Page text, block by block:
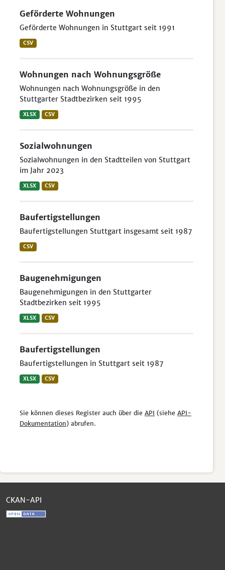
Geförderte Wohnungen
Geförderte Wohnungen in Stuttgart seit 1991
CSV
Wohnungen nach Wohnungsgröße
Wohnungen nach Wohnungsgröße in den
Stuttgarter Stadtbezirken seit 1995
XLSX CSV
Sozialwohnungen
Sozialwohnungen in den Stadtteilen von Stuttgart
im Jahr 2023
XLSX CSV
Baufertigstellungen
Baufertigstellungen Stuttgart insgesamt seit 1987
CSV
Baugenehmigungen
Baugenehmigungen in den Stuttgarter
Stadtbezirken seit 1995
XLSX CSV
Baufertigstellungen
Baufertigstellungen in Stuttgart seit 1987
XLSX CSV
Sie können dieses Register auch über die API (siehe API-
Dokumentation) abrufen.
CKAN-API